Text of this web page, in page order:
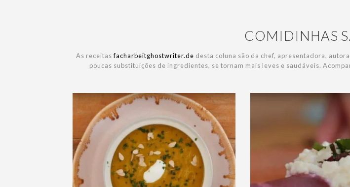
COMIDINHAS
As receitasfacharbeitghostwriter.de desta coluna são da chef, apresentadora,
poucas substituições de ingredientes, se tornam mais leves e saudáveis.